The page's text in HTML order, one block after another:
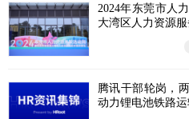
2024年东莞市人
大湾区人力资源
腾讯干部轮岗，
动力锂电池铁路